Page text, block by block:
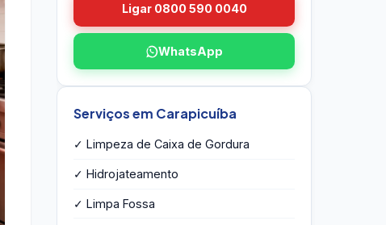
Ligar 0800 590 0040
WhatsApp
Serviços em Carapicuíba
✓ Limpeza de Caixa de Gordura
✓ Hidrojateamento
✓ Limpa Fossa